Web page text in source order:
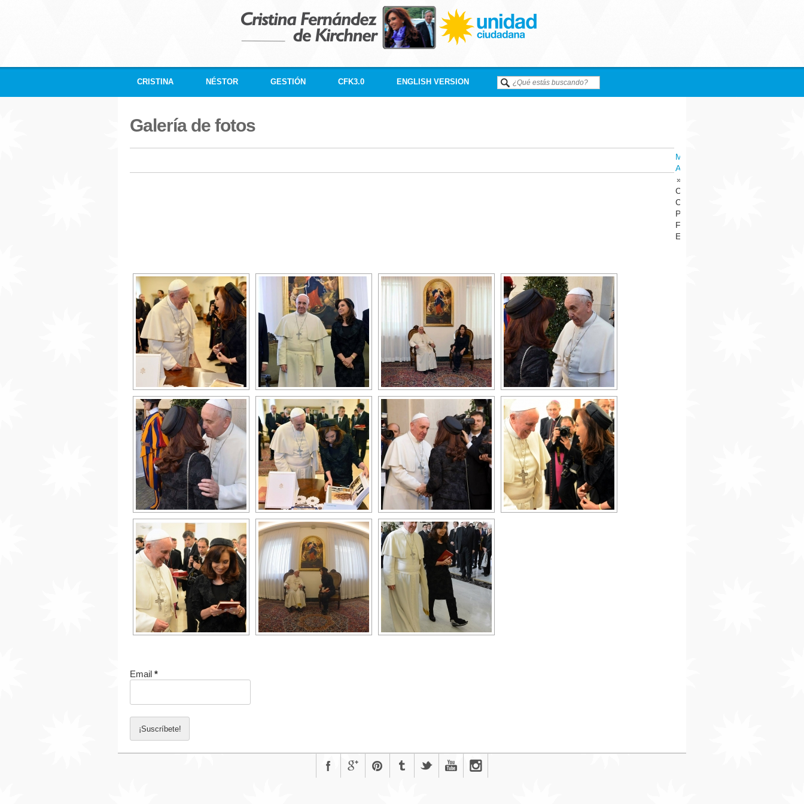
CRISTINA NÉSTOR GESTIÓN CFK3.0 ENGLISH VERSION
Galería de fotos
MAIN
ALBUM
»
CRISTINA
CON EL
PAPA
FRANCISCO
EN ROMA
Email *